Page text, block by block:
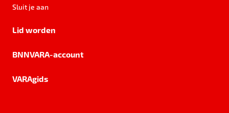
Sluit je aan
Lid worden
BNNVARA-account
VARAgids